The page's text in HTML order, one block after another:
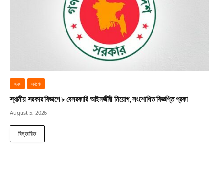
জবস সর্বশেষ
স্থানীয় সরকার বিভাগে ৮ বেসরকারি আইনজীবী নিয়োগ, সংশোধিত বিজ্ঞপ্তি প্রকা
August 5, 2026
বিস্তারিত